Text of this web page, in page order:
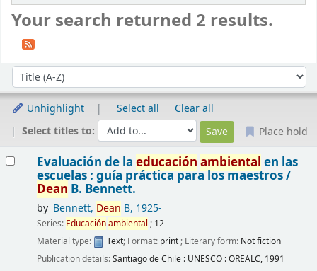
Your search returned 2 results.
Sort by:
Unhighlight Select all
Clear all
Select titles to:
Place hold
Evaluación de la educación ambiental en las
escuelas : guía práctica para los maestros /
Dean B. Bennett.
by Bennett, Dean B, 1925-
Series: Educaciónambiental ; 12
Material type:
Text; Format: print; Literary form: Not fiction
Publication details:Santiago de Chile : UNESCO : OREALC, 1991